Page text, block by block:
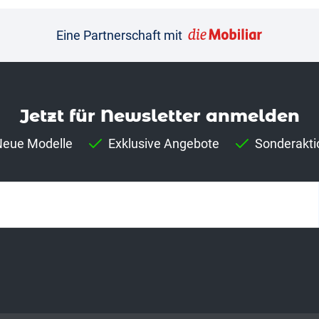
Eine Partnerschaft mit
Jetzt für News­letter anmelden
Modelle Exklusive Angebote